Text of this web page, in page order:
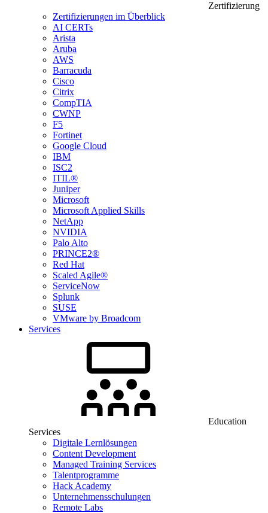
Zertifizierung
Zertifizierungen im Überblick
AI CERTs
Arista
Aruba
AWS
Barracuda
Cisco
Citrix
CompTIA
CWNP
F5
Fortinet
Google Cloud
IBM
ISC2
ITIL®
Juniper
Microsoft
Microsoft Applied Skills
NetApp
NVIDIA
Palo Alto
PRINCE2®
Red Hat
Scaled Agile®
ServiceNow
Splunk
SUSE
VMware by Broadcom
Services
Education
Services
Digitale Lernlösungen
Content Development
Managed Training Services
Talentprogramme
Hack Academy
Unternehmensschulungen
Remote Labs